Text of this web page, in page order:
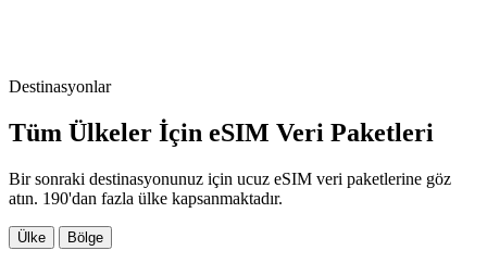
Destinasyonlar
Tüm Ülkeler İçin eSIM Veri Paketleri
Bir sonraki destinasyonunuz için ucuz eSIM veri paketlerine göz
atın. 190'dan fazla ülke kapsanmaktadır.
Ülke Bölge